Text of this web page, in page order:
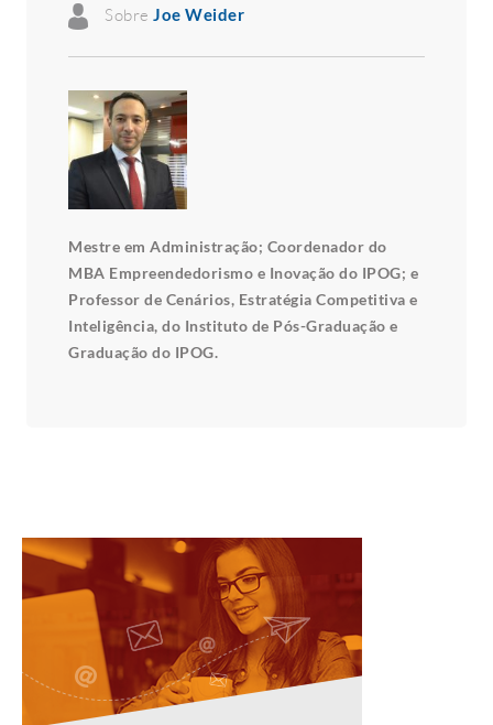
Sobre Joe Weider
Mestre em Administração; Coordenador do
MBA Empreendedorismo e Inovação do IPOG; e
Professor de Cenários, Estratégia Competitiva e
Inteligência, do Instituto de Pós-Graduação e
Graduação do IPOG.